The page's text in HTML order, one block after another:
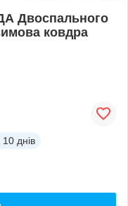
Двоспального
ковдра
10 днів